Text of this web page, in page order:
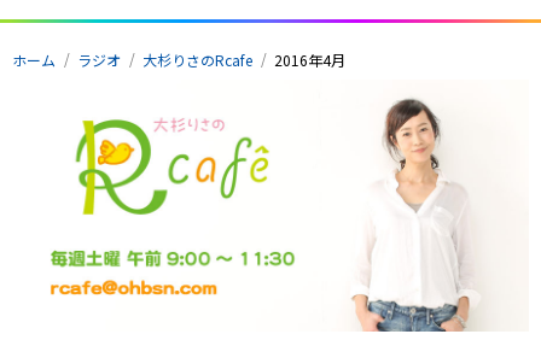
テレビ
ラジオ
アナウンサー
イベント
ニュース
ホーム ラジオ 大杉りさのRcafe 2016年4月